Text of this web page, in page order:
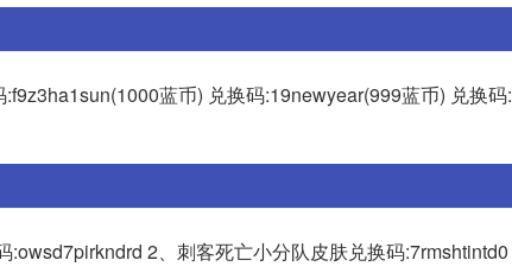
蓝币) 兑换码:19newyear(999蓝币) 兑换码:
2、刺客死亡小分队皮肤兑换码:7rmshtintd0